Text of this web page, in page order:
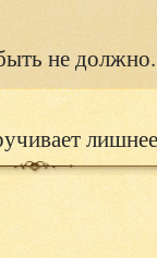
не должно.